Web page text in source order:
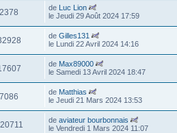
2378 de Luc Lion
le Jeudi 29 Août 2024 17:59
deGilles131
le Lundi 22 Avril 2024 14:16
de Max89000
le Samedi 13 Avril 2024 18:47
7086 de Matthias
le Jeudi 21 Mars 2024 13:53
deaviateur bourbonnais
le Vendredi 1 Mars 2024 11:07